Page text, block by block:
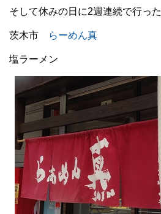
そして休みの日に2週連続で行った
茨木市 らーめん真
塩ラーメン